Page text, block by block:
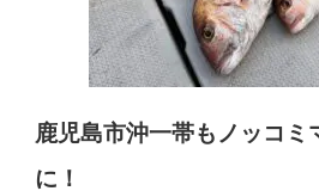
鹿児島市沖一帯もノッコミ
に！